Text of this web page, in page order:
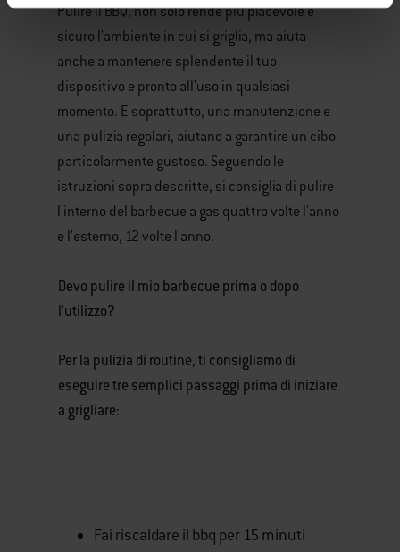
Pulire il BBQ, non solo rende più piacevole e
sicuro l'ambiente in cui si griglia, ma aiuta
anche a mantenere splendente il tuo
dispositivo e pronto all'uso in qualsiasi
momento. E soprattutto, una manutenzione e
una pulizia regolari, aiutano a garantire un cibo
particolarmente gustoso. Seguendo le
istruzioni sopra descritte, si consiglia di pulire
l'interno del barbecue a gas quattro volte l'anno
e l'esterno, 12 volte l'anno.
Devo pulire il mio barbecue prima o dopo
l'utilizzo?
Per la pulizia di routine, ti consigliamo di
eseguire tre semplici passaggi prima di iniziare
a grigliare:
Fai riscaldare il bbq per 15 minuti